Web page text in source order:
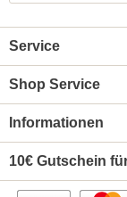
Service
Shop Service
Informationen
10€ Gutschein